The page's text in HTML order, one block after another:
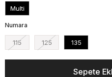
Multi
Numara
115 125 135